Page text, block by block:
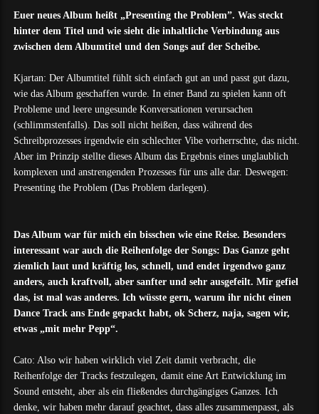
Euer neues Album heißt „Presenting the Problem”. Was steckt
hinter dem Titel und wie sieht die inhaltliche Verbindung aus
zwischen dem Albumtitel und den Songs auf der Scheibe.
Kjartan: Der Albumtitel fühlt sich einfach gut an und passt gut dazu,
wie das Album geschaffen wurde. In einer Band zu spielen kann oft
Probleme und leere ungesunde Konversationen verursachen
(schlimmstenfalls). Das soll nicht heißen, dass während des
Schreibprozesses irgendwie ein schlechter Vibe vorherrschte, das nicht.
Aber im Prinzip stellte dieses Album das Ergebnis eines unglaublich
komplexen und anstrengenden Prozesses für uns alle dar. Deswegen:
Presenting the Problem (Das Problem darlegen).
Das Album war für mich ein bisschen wie eine Reise. Besonders
interessant war auch die Reihenfolge der Songs: Das Ganze geht
ziemlich laut und kräftig los, schnell, und endet irgendwo ganz
anders, auch kraftvoll, aber sanfter und sehr ausgefeilt. Mir gefiel
das, ist mal was anderes. Ich wüsste gern, warum ihr nicht einen
Dance Track ans Ende gepackt habt, ok Scherz, naja, sagen wir,
etwas „mit mehr Pepp“.
Cato: Also wir haben wirklich viel Zeit damit verbracht, die
Reihenfolge der Tracks festzulegen, damit eine Art Entwicklung im
Sound entsteht, aber als ein fließendes durchgängiges Ganzes. Ich
denke, wir haben mehr darauf geachtet, dass alles zusammenpasst, als